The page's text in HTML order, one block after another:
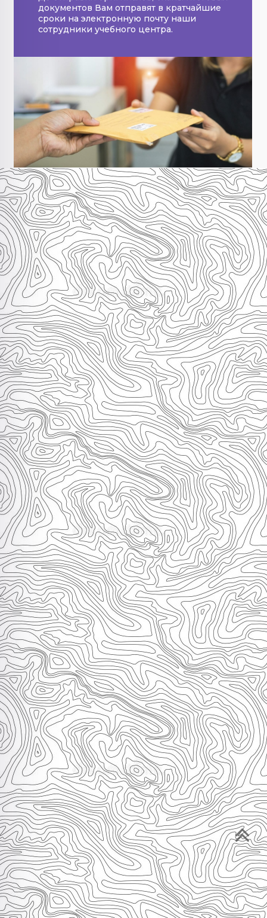
документов Вам отправят в кратчайшие
сроки на электронную почту наши
сотрудники учебного центра.